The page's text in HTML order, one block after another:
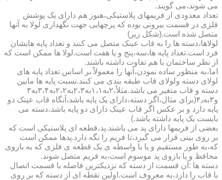
می شوند،می گویند.
تعداد معدودی از فریمهای پلاستیکی،هنوز هم دارای یک پوشش
فلزی در قسمت بیرونی بوده که پرچهایی جهت نگهداری لولا به آنها
متصل شده است.(شکل زیر)
لولاها،دسته ها را به قاب عینک متصل می کنند و تعداد پایه هایشان
فرد است.تعداد پایه ها،سه،پنج و یا هفت است.لولا ها ممکن است که
از نظر ساختمان با هم تفاوت داشته باشند.
اما،به منظور ساده نمودن،آنها را معمولاً بر اساس تعداد پایه های
لولای دسته ولولای قاب طبقه بندی می کنند.نسبت پایه ها مابین
دسته و قاب متغیر می باشد.مثلاً،۲به۱،۱به۲،۳به۲،۲به۳،۴به۳
و۳به۴٫(برای مثال،اگر دسته،دارای یک پایه باشد،آنگاه قاب عینک دو
پایه دارد و بر عکس اگر قاب عینک دارای دو پایه باشد،دسته می
بایست یک پایه داشته باشد.)
بعضی از فریمها دارای پد می باشند.پد،قطعه ای پلاستیکی است که
بر روی بینی قرار می گیرد،تا فریم را نگه دارد.پدها ممکن است
که،به طور مستقیم و یا با واسطه ی یک قطعه ی فلزی که به بازوی
محافظ و یا بازوی پد موسوم است،به فریم متصل شوند.
دسته ها :آن قسمت از دسته که نزدیکترین فاصله با قسمت اتصال
با قاب را دارد،به معروف است.اولین نقطه ای از دسته که بر روی